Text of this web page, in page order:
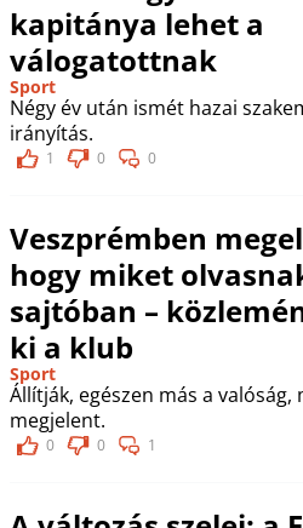
kapitánya lehet a
válogatottnak
Sport
Négy év után ismét hazai
irányítás.
1 0 0
Veszprémben
hogy miket
sajtóban –
ki a klub
Sport
Állítják, egészen más a
megjelent.
0 0 1